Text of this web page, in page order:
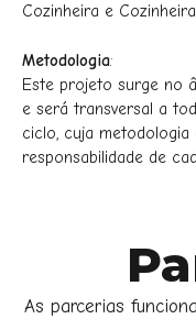
Cozinheira e
Metodologia:
Este projeto surge no
e será transversal a
ciclo, cuja
responsabilidade de
As parcerias